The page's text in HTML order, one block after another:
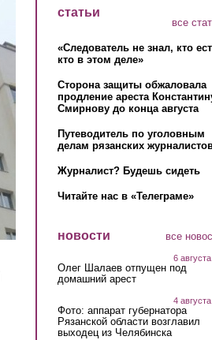
статьи
все
«Следователь не знал, кто
кто в этом деле»
Сторона защиты обжаловала
продление ареста
Смирнову до конца августа
Путеводитель по уголовным
делам рязанских
Журналист? Будешь сидеть
Читайте нас в «Телеграме»
новости все
6
Олег Шалаев отпущен под
домашний арест
4
Фото: аппарат губернатора
Рязанской области возглавил
выходец из Челябинска